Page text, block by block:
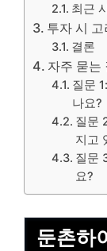
최근
투자 시
결론
자주 묻는
질문
나요?
질문
지고
질문
요?
둔촌하